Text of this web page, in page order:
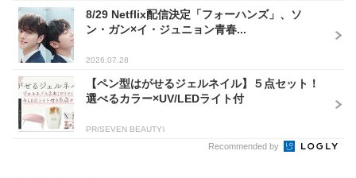
8/29 Netflix配信決定「フォーハンズ」、ソ
ン・ガン×イ・ジュニョン青春...
2026.07.28
【ペン型はがせるジェルネイル】５点セット！
選べるカラー×UV/LEDライト付
PR(SEVEN BEAUTY)
Recommended by